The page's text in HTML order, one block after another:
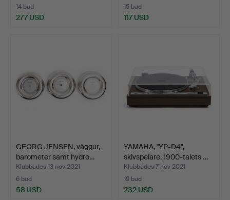
14 bud
277 USD
15 bud
117 USD
GEORG JENSEN, väggur,
barometer samt hydro…
Klubbades 13 nov 2021
6 bud
58 USD
YAMAHA, "YP-D4",
skivspelare, 1900-talets …
Klubbades 7 nov 2021
19 bud
232 USD